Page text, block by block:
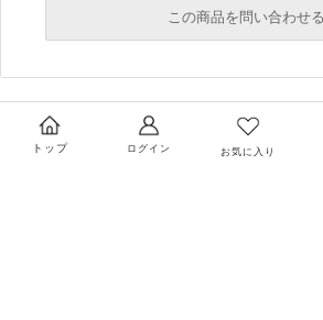
この商品を問い合わせる
トップ ログイン お気に入り